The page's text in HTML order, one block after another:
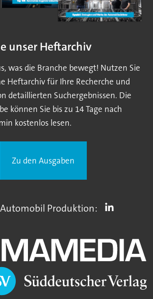
unser Heftarchiv
was die Branche bewegt! Nutzen Sie
Heftarchiv für Ihre Recherche und
detaillierten Suchergebnissen. Die
können Sie bis zu 14 Tage nach
kostenlos lesen.
Zu den Ausgaben
Automobil Produktion: